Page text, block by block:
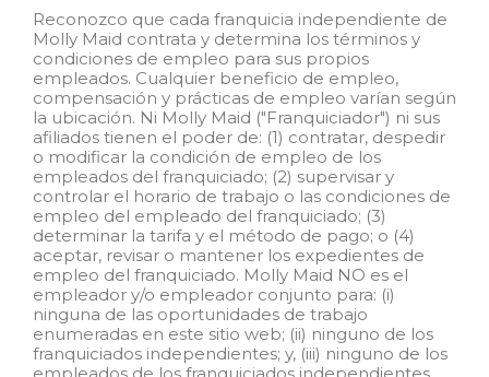
de empleo de los empleados del
franquiciado; (2) supervisar y
controlar el horario de trabajo de
los empleados del franquiciado o
las condiciones de empleo; (3)
determinar la tasa y el método de
pago; o (4) aceptar, revisar o
mantener los registros de
empleo del franquiciado. Molly
Maid SPV LLC NO es el
empleador y/o empleador
conjunto para: (i) ninguna de las
oportunidades de empleo que
aparecen en este sitio web; (ii)
ninguno de los franquiciados
independientes; y, (iii) ninguno de
los empleados de los
franquiciados independientes.
Reconozco que cada franquicia independiente de
Molly Maid contrata y determina los términos y
condiciones de empleo para sus propios
empleados. Cualquier beneficio de empleo,
compensación y prácticas de empleo varían según
la ubicación. Ni Molly Maid ("Franquiciador") ni sus
afiliados tienen el poder de: (1) contratar, despedir
o modificar la condición de empleo de los
empleados del franquiciado; (2) supervisar y
controlar el horario de trabajo o las condiciones de
empleo del empleado del franquiciado; (3)
determinar la tarifa y el método de pago; o (4)
aceptar, revisar o mantener los expedientes de
empleo del franquiciado. Molly Maid NO es el
empleador y/o empleador conjunto para: (i)
ninguna de las oportunidades de trabajo
enumeradas en este sitio web; (ii) ninguno de los
franquiciados independientes; y, (iii) ninguno de los